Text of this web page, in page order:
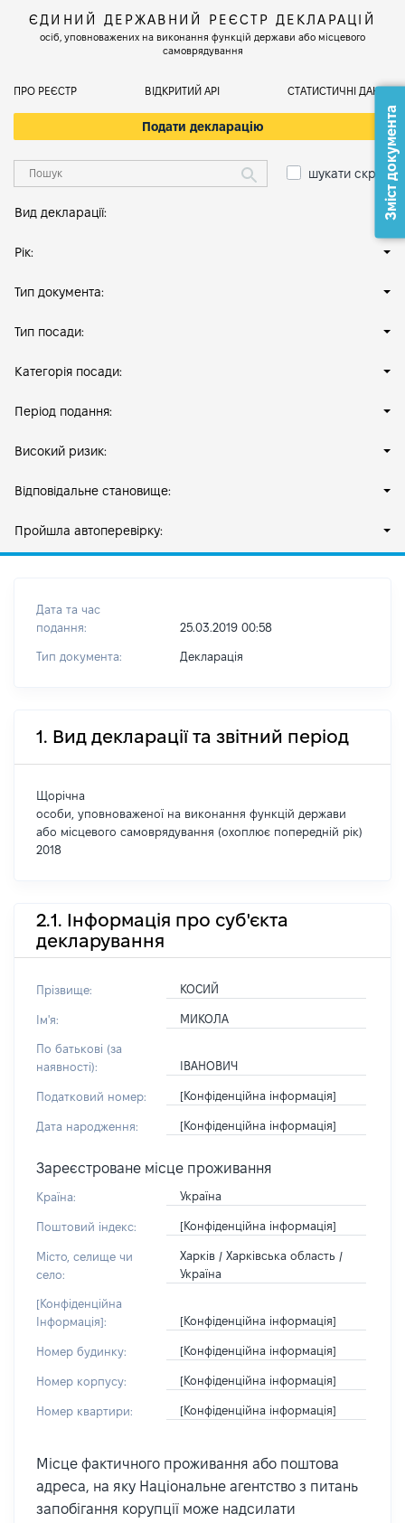
ЄДИНИЙ ДЕРЖАВНИЙ РЕЄСТР ДЕКЛАРАЦІЙ
осіб, уповноважених на виконання функцій держави або місцевого
самоврядування
ПРО РЕЄСТР ВІДКРИТИЙ АРІ СТАТИСТИЧНІ ДАНІ
Подати декларацію
шукати скрізь
Вид декларації:
Рік:
Тип документа:
Тип посади:
Категорія посади:
Період подання:
Високий ризик:
Відповідальне становище:
Пройшла автоперевірку:
Дата та час
подання:
25.03.2019 00:58
Тип документа: Декларація
1. Вид декларації та звітний період
Щорічна
особи, уповноваженої на виконання функцій держави
або місцевого самоврядування (охоплює попередній рік)
2018
2.1. Інформація про суб'єкта
декларування
Прізвище: КОСИЙ
Ім'я: МИКОЛА
По батькові (за
наявності):
ІВАНОВИЧ
Податковий номер: [Конфіденційна інформація]
Дата народження: [Конфіденційна інформація]
Зареєстроване місце проживання
Країна: Україна
Поштовий індекс: [Конфіденційна інформація]
Місто, селище чи
село:
Харків / Харківська область /
Україна
[Конфіденційна
Інформація]:
[Конфіденційна інформація]
Номер будинку: [Конфіденційна інформація]
Номер корпусу: [Конфіденційна інформація]
Номер квартири: [Конфіденційна інформація]
Місце фактичного проживання або поштова
адреса, на яку Національне агентство з питань
запобігання корупції може надсилати
Зміст документа